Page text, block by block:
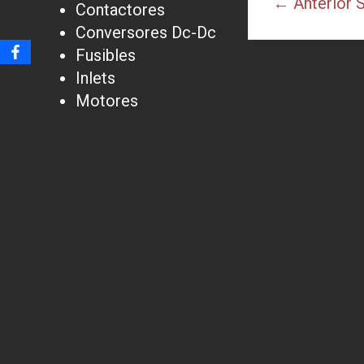
Contactores
Conversores Dc-Dc
Fusibles
Inlets
Motores